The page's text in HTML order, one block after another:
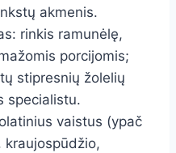
akmenis.
rinkis ramunėlę,
porcijomis;
stipresnių žolelių
specialistu.
vaistus (ypač
kraujospūdžio,